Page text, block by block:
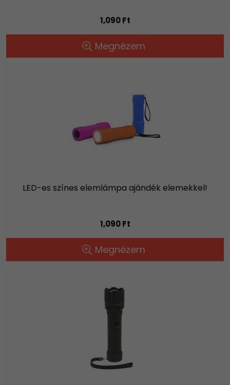
1,090 Ft
Megnézem
LED-es színes elemlámpa ajándék elemekkel!
1,090 Ft
Megnézem